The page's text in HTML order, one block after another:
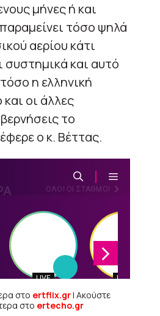
μήνες ή και
τόσο ψηλά
αερίου κάτι
συστημικά και αυτό
η ελληνική
οι άλλες
το
ο κ. Βέττας.
στο ertflix.gr| Ακούστε
στο ertecho.gr